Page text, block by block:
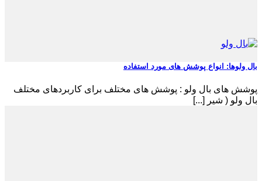
بال ولوها: انواع پوشش های مورد استفاده
پوشش های بال ولو : پوشش های مختلف برای کاربردهای مختلف
بال ولو ( شیر [...]